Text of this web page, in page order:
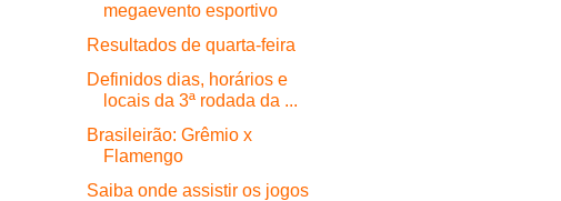
megaevento esportivo
Resultados de quarta-feira
Definidos dias, horários e
locais da 3ª rodada da ...
Brasileirão: Grêmio x
Flamengo
Saiba onde assistir os jogos